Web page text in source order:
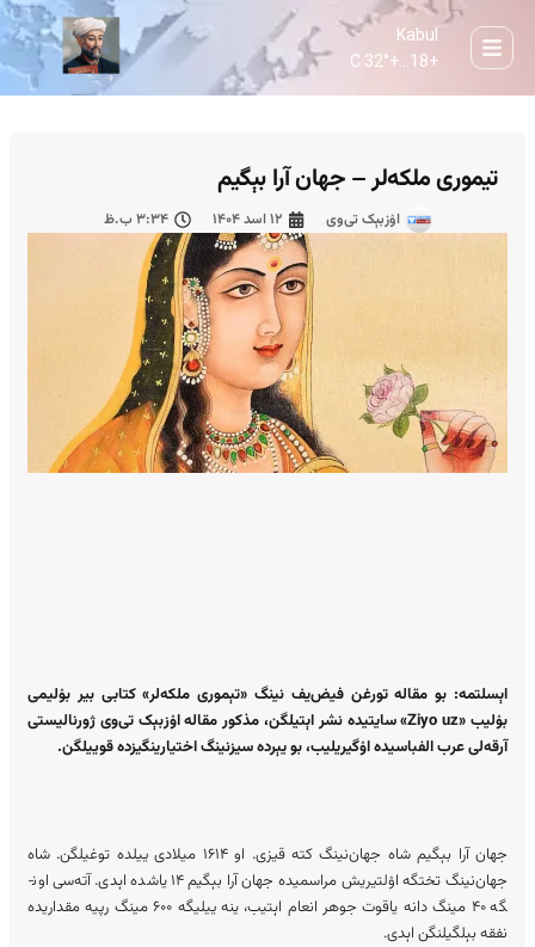
Kabul
+
18...
+
32° C
تیموری ملکه‌لر – جهان آرا بېگیم
اۉزبېک تی‌وی ۱۲ اسد ۱۴۰۴ ۳:۳۴ ب.ظ
اېسلتمە: بو مقاله تورغن فیض‌یف نینگ «تېموری‌ ملکه‌‌لر» کتابی بیر بۉلیمی
بۉلیب «Ziyo uz» سایتیده نشر اېتیلگن، مذکور مقاله‌ اۉزبېک‌ تی‌وی ژورنالیستی
آرقه‌لی عرب الفباسیده اۉگیریلیب، بو یېرده سیزنینگ اختیارینگیزده قوییلگن.
جهان آرا بېگیم شاه جهان‌نینگ کته قیزی. او ۱۶۱۴ میلادی ییلده توغیلگن. شاه
جهان‌نینگ تخت­گه اۉلتیریش مراسمیده جهان آرا بېگیم ۱۴ یاشده اېدی. آته‌سی اون­
گه ۴۰ مینگ دانه یاقوت جوهر انعام اېتیب، ینه ییلی­گه ۶۰۰ مینگ رپیه مقداریده‌
نفقه بېلگیلنگن اېدی.